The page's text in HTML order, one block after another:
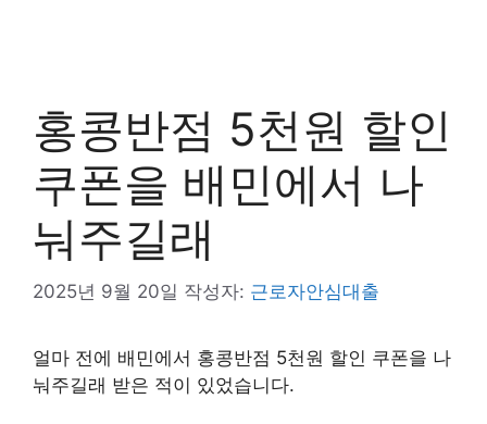
홍콩반점 5천원 할인
쿠폰을 배민에서 나
눠주길래
2025년 9월 20일 작성자: 근로자안심대출
얼마 전에 배민에서 홍콩반점 5천원 할인 쿠폰을 나
눠주길래 받은 적이 있었습니다.